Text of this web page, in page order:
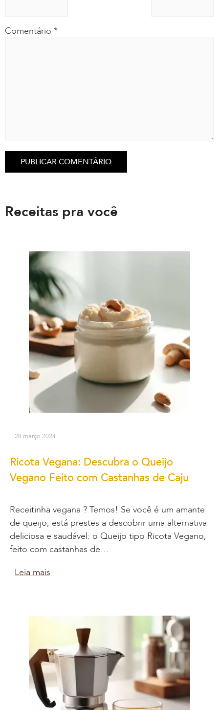
Comentário *
Receitas pra você
28 março 2024
Ricota Vegana: Descubra o Queijo
Vegano Feito com Castanhas de Caju
Receitinha vegana ? Temos! Se você é um amante
de queijo, está prestes a descobrir uma alternativa
deliciosa e saudável: o Queijo tipo Ricota Vegano,
feito com castanhas de…
Leia mais